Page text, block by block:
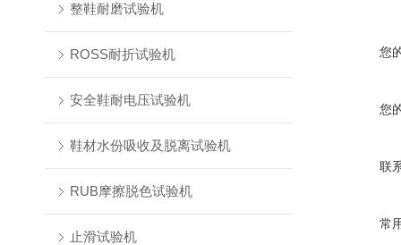
整鞋耐磨试验机
ROSS耐折试验机
安全鞋耐电压试验机
鞋材水份吸收及脱离试验机
RUB摩擦脱色试验机
止滑试验机
您
您
联
常